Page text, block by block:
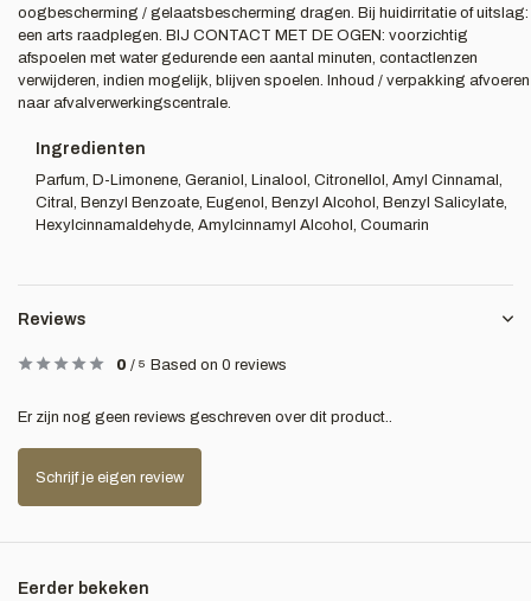
oogbescherming / gelaatsbescherming dragen. Bij huidirritatie of uitslag:
een arts raadplegen. BIJ CONTACT MET DE OGEN: voorzichtig
afspoelen met water gedurende een aantal minuten, contactlenzen
verwijderen, indien mogelijk, blijven spoelen. Inhoud / verpakking afvoeren
naar afvalverwerkingscentrale.
Ingredienten
Parfum, D-Limonene, Geraniol, Linalool, Citronellol, Amyl Cinnamal,
Citral, Benzyl Benzoate, Eugenol, Benzyl Alcohol, Benzyl Salicylate,
Hexylcinnamaldehyde, Amylcinnamyl Alcohol, Coumarin
Reviews
0 / 5 Based on 0 reviews
Er zijn nog geen reviews geschreven over dit product..
Schrijf je eigen review
Eerder bekeken